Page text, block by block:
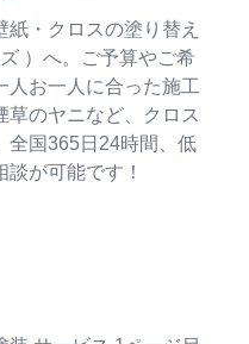
・クロスの塗り替え
）へ。ご予算やご希
人お一人に合った施工
草のヤニなど、クロス
全国365日24時間、低
が可能です！